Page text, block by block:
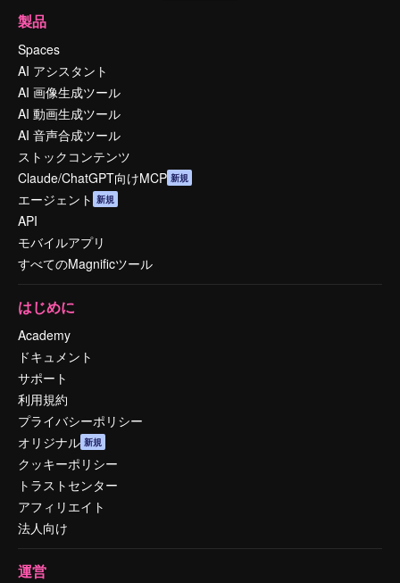
製品
Spaces
AI アシスタント
AI 画像生成ツール
AI 動画生成ツール
AI 音声合成ツール
ストックコンテンツ
Claude/ChatGPT向けMCP 新規
エージェント 新規
API
モバイルアプリ
すべてのMagnificツール
はじめに
Academy
ドキュメント
サポート
利用規約
プライバシーポリシー
オリジナル 新規
クッキーポリシー
トラストセンター
アフィリエイト
法人向け
運営